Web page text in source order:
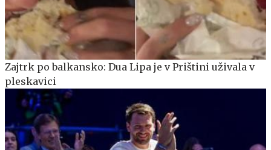
Zajtrk po balkansko: Dua Lipa je v Prištini uživala v
pleskavici